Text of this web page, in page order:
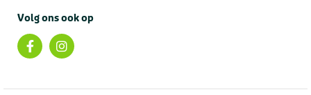
Volg ons ook op